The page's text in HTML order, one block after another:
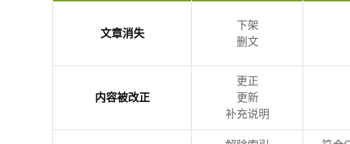
文章消失
下架
删文
内容被改正
更正
更新
补充说明